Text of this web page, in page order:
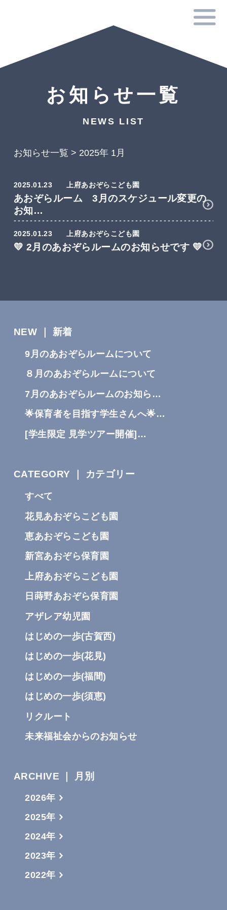
お知らせ一覧
NEWS LIST
お知らせ一覧 > 2025年 1月
2025.01.23 上府あおぞらこども園
あおぞらルーム 3月のスケジュール変更の
お知…
2025.01.23 上府あおぞらこども園
💛 2月のあおぞらルームのお知らせです 💛
NEW ｜ 新着
9月のあおぞらルームについて
８月のあおぞらルームについて
7月のあおぞらルームのお知ら…
🌟保育者を目指す学生さんへ🌟…
[学生限定 見学ツアー開催]…
CATEGORY ｜ カテゴリー
すべて
花見あおぞらこども園
恵あおぞらこども園
新宮あおぞら保育園
上府あおぞらこども園
日蒔野あおぞら保育園
アザレア幼児園
はじめの一歩(古賀⻄)
はじめの一歩(花⾒)
はじめの一歩(福間)
はじめの一歩(須恵)
リクルート
未来福祉会からのお知らせ
ARCHIVE ｜ 月別
2026年
2025年
2024年
2023年
2022年